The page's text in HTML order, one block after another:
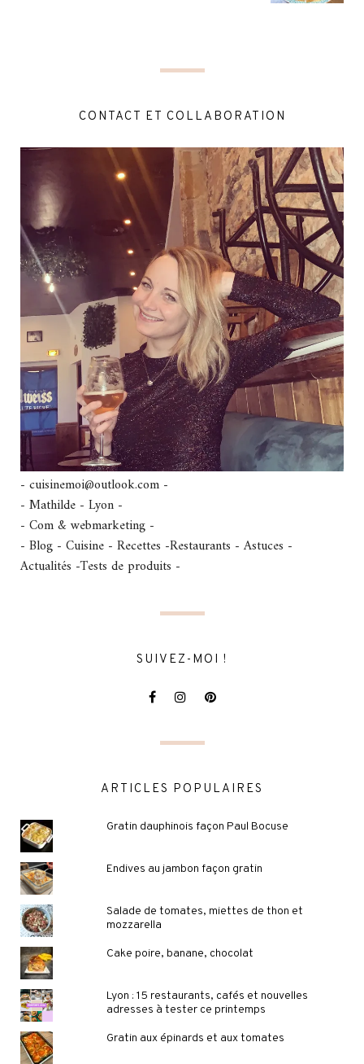
CONTACT ET COLLABORATION
- cuisinemoi@outlook.com -
- Mathilde - Lyon -
- Com & webmarketing -
- Blog - Cuisine - Recettes -Restaurants - Astuces -
Actualités -Tests de produits -
SUIVEZ-MOI !
ARTICLES POPULAIRES
Gratin dauphinois façon Paul Bocuse
Endives au jambon façon gratin
Salade de tomates, miettes de thon et
mozzarella
Cake poire, banane, chocolat
Lyon : 15 restaurants, cafés et nouvelles
adresses à tester ce printemps
Gratin aux épinards et aux tomates